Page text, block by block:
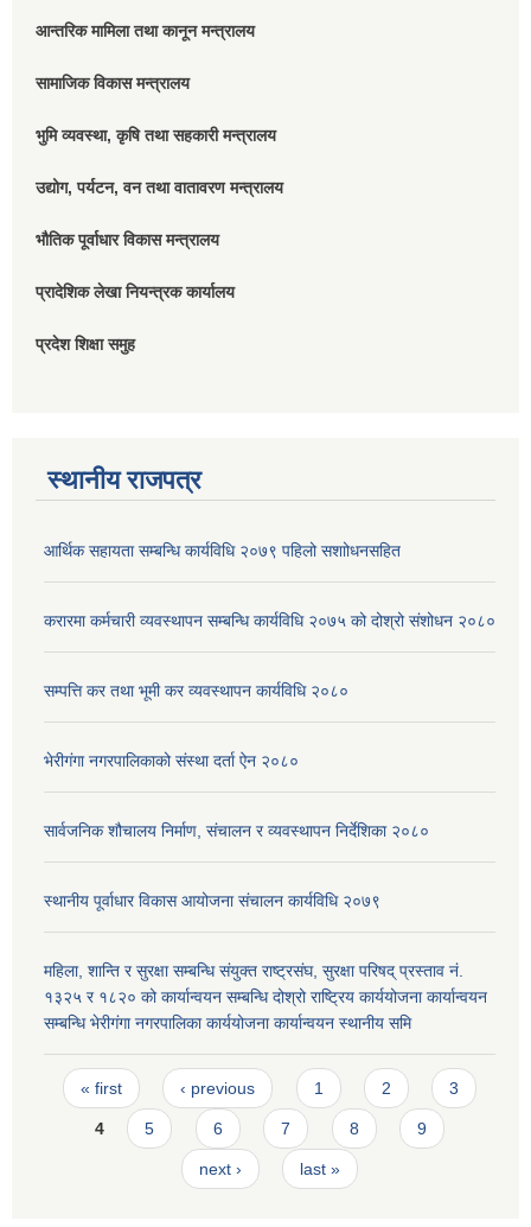
आन्तरिक मामिला तथा कानून मन्त्रालय
सामाजिक विकास मन्त्रालय
भुमि व्यवस्था, कृषि तथा सहकारी मन्त्रालय
उद्योग, पर्यटन, वन तथा वातावरण मन्त्रालय
भौतिक पूर्वाधार विकास मन्त्रालय
प्रादेशिक लेखा नियन्त्रक कार्यालय
प्रदेश शिक्षा समुह
स्थानीय राजपत्र
आर्थिक सहायता सम्बन्धि कार्यविधि २०७९ पहिलो स‌शाोधनसहित
करारमा कर्मचारी व्यवस्थापन सम्बन्धि कार्यविधि २०७५ को दोश्रो संशोधन २०८०
सम्पत्ति कर तथा भूमी कर व्यवस्थापन कार्यविधि २०८०
भेरीगंगा नगरपालिकाको संस्था दर्ता ऐन २०८०
सार्वजनिक शौचालय निर्माण, संचालन र व्यवस्थापन निर्देशिका २०८०
स्थानीय पूर्वाधार विकास आयोजना संचालन कार्यविधि २०७९
महिला, शान्ति र सुरक्षा सम्बन्धि संयुक्त राष्ट्रसंघ, सुरक्षा परिषद् प्रस्ताव नं.
१३२५ र १८२० को कार्यान्वयन सम्बन्धि दोश्रो राष्ट्रिय कार्ययोजना कार्यान्वयन
सम्बन्धि भेरीगंगा नगरपालिका कार्ययोजना कार्यान्वयन स्थानीय समि
Pages
« first ‹ previous 1 2 3
4 5 6 7 8 9
next › last »